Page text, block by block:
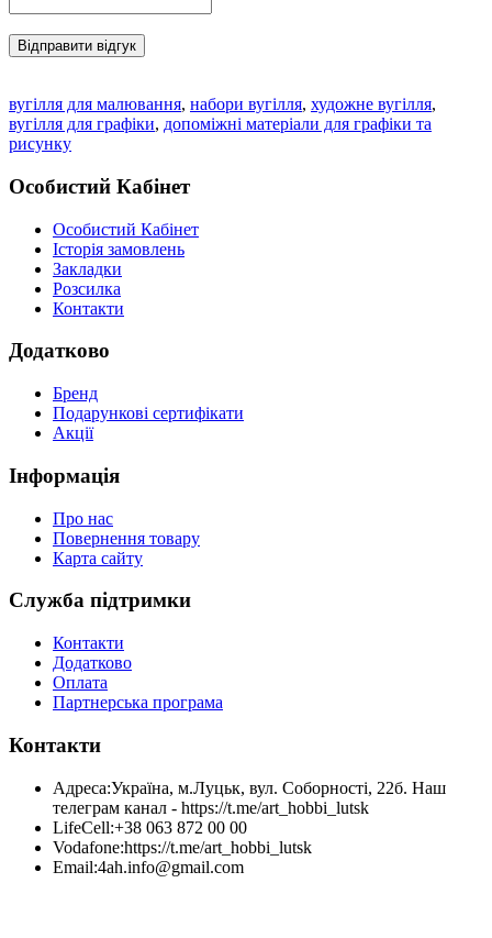
Відправити відгук
вугілля для малювання, набори вугілля, художне вугілля,
вугілля для графіки, допоміжні матеріали для графіки та
рисунку
Особистий Кабінет
Особистий Кабінет
Історія замовлень
Закладки
Розсилка
Контакти
Додатково
Бренд
Подарункові сертифікати
Акції
Інформація
Про нас
Повернення товару
Карта сайту
Служба підтримки
Контакти
Додатково
Оплата
Партнерська програма
Контакти
Адреса:Україна, м.Луцьк, вул. Соборності, 22б. Наш
телеграм канал - https://t.me/art_hobbi_lutsk
LifeCell:+38 063 872 00 00
Vodafone:https://t.me/art_hobbi_lutsk
Email:4ah.info@gmail.com